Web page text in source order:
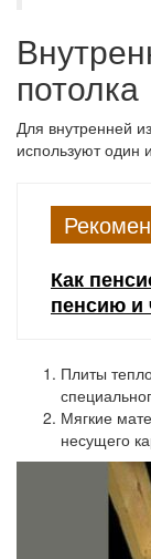
потолка
Для внутренней
используют один
Как
пенсию и
Плиты
Мягкие
несущего